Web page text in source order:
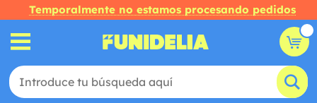
Temporalmente no estamos procesando pedidos